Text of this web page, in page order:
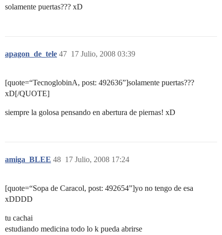
solamente puertas??? xD
apagon_de_tele 17 Julio, 2008 03:39
47
[quote=“TecnoglobinA, post: 492636”]solamente puertas???
xD[/QUOTE]
siempre la golosa pensando en abertura de piernas! xD
amiga_BLEE 17 Julio, 2008 17:24
48
[quote=“Sopa de Caracol, post: 492654”]yo no tengo de esa
xDDDD
tu cachai
estudiando medicina todo lo k pueda abrirse